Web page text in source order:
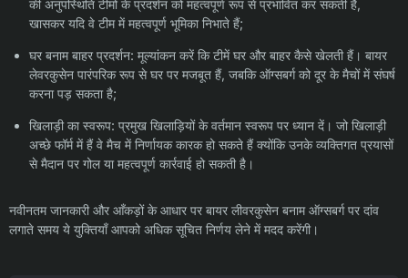
की अनुपस्थिति टीमों के प्रदर्शन को महत्वपूर्ण रूप से प्रभावित कर सकती है,
खासकर यदि वे टीम में महत्वपूर्ण भूमिका निभाते हैं;
घर बनाम बाहर प्रदर्शन: मूल्यांकन करें कि टीमें घर और बाहर कैसे खेलती हैं। बायर
लेवरकुसेन पारंपरिक रूप से घर पर मजबूत हैं, जबकि ऑग्सबर्ग को दूर के मैचों में संघर्ष
करना पड़ सकता है;
खिलाड़ी का स्वरूप: प्रमुख खिलाड़ियों के वर्तमान स्वरूप पर ध्यान दें। जो खिलाड़ी
अच्छे फॉर्म में हैं वे मैच में निर्णायक कारक हो सकते हैं क्योंकि उनके व्यक्तिगत प्रयासों
से मैदान पर गोल या महत्वपूर्ण कार्रवाई हो सकती है।
नवीनतम जानकारी और आँकड़ों के आधार पर बायर लीवरकुसेन बनाम ऑग्सबर्ग पर दांव
लगाते समय ये युक्तियाँ आपको अधिक सूचित निर्णय लेने में मदद करेंगी।